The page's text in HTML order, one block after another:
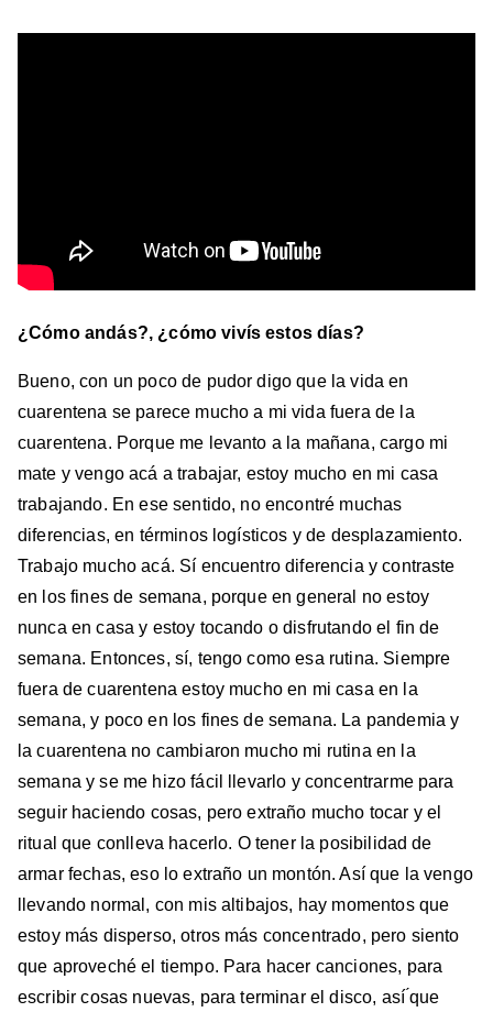
¿Cómo andás?, ¿cómo vivís estos días?
Bueno, con un poco de pudor digo que la vida en
cuarentena se parece mucho a mi vida fuera de la
cuarentena. Porque me levanto a la mañana, cargo mi
mate y vengo acá a trabajar, estoy mucho en mi casa
trabajando. En ese sentido, no encontré muchas
diferencias, en términos logísticos y de desplazamiento.
Trabajo mucho acá. Sí encuentro diferencia y contraste
en los fines de semana, porque en general no estoy
nunca en casa y estoy tocando o disfrutando el fin de
semana. Entonces, sí, tengo como esa rutina. Siempre
fuera de cuarentena estoy mucho en mi casa en la
semana, y poco en los fines de semana. La pandemia y
la cuarentena no cambiaron mucho mi rutina en la
semana y se me hizo fácil llevarlo y concentrarme para
seguir haciendo cosas, pero extraño mucho tocar y el
ritual que conlleva hacerlo. O tener la posibilidad de
armar fechas, eso lo extraño un montón. Así que la vengo
llevando normal, con mis altibajos, hay momentos que
estoy más disperso, otros más concentrado, pero siento
que aproveché el tiempo. Para hacer canciones, para
escribir cosas nuevas, para terminar el disco, así ́que